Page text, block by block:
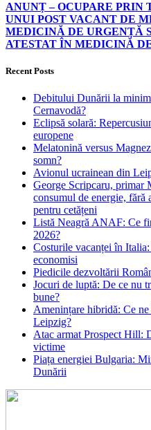
ANUNȚ – OCUPARE PRIN
UNUI POST VACANT DE
MEDICINĂ DE URGENȚĂ
ATESTAT ÎN MEDICINĂ
Recent Posts
Debitului Dunării la minim
Cernavodă?
Eclipsă solară:
europene
Melatonină versus
somn?
Avionul ucrainean din
George Scripcaru, primar
consumul de energie, fără
pentru cetățeni
Listă Neagră ANAF: Ce
2026?
Costurile vacanței în
economisi
Piedicile dezvoltării
Jocuri de luptă: De ce nu
bune?
Amenințare hibridă: Ce
Leipzig?
Atac armat Prospect Hill:
victime
Piața energiei Bulgaria:
Dunării